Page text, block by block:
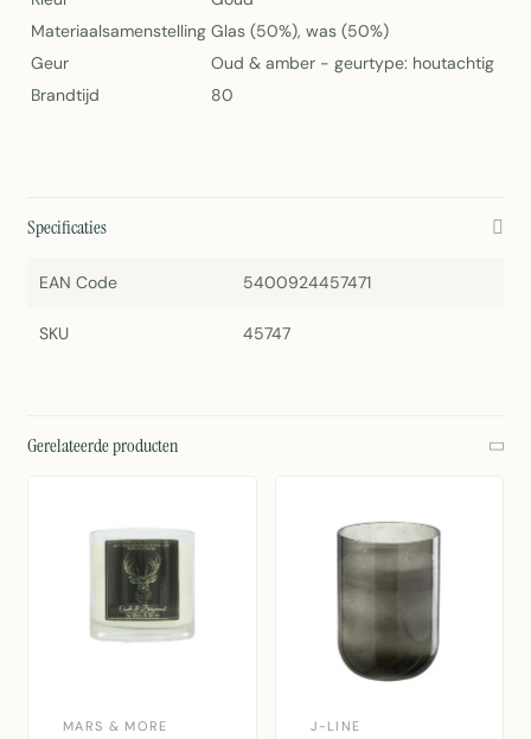
Materiaalsamenstelling Glas (50%), was (50%)
Geur
Oud & amber - geurtype: houtachtig
Brandtijd
80
Specificaties
EAN Code 5400924457471
SKU 45747
Gerelateerde producten
MARS & MORE J-LINE